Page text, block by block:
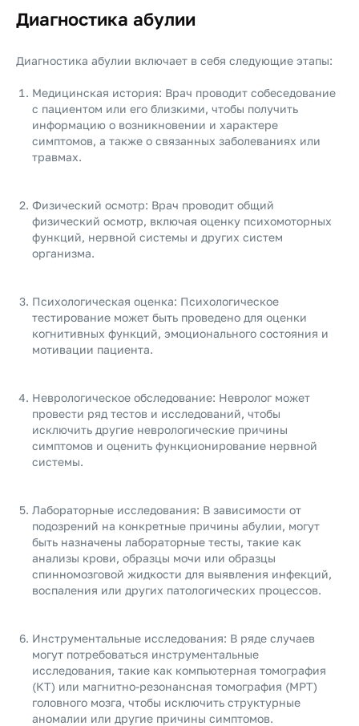
Диагностика абулии
Диагностика абулии включает в себя следующие этапы:
Медицинская история: Врач проводит собеседование
с пациентом или его близкими, чтобы получить
информацию о возникновении и характере
симптомов, а также о связанных заболеваниях или
травмах.
Физический осмотр: Врач проводит общий
физический осмотр, включая оценку психомоторных
функций, нервной системы и других систем
организма.
Психологическая оценка: Психологическое
тестирование может быть проведено для оценки
когнитивных функций, эмоционального состояния и
мотивации пациента.
Неврологическое обследование: Невролог может
провести ряд тестов и исследований, чтобы
исключить другие неврологические причины
симптомов и оценить функционирование нервной
системы.
Лабораторные исследования: В зависимости от
подозрений на конкретные причины абулии, могут
быть назначены лабораторные тесты, такие как
анализы крови, образцы мочи или образцы
спинномозговой жидкости для выявления инфекций,
воспаления или других патологических процессов.
Инструментальные исследования: В ряде случаев
могут потребоваться инструментальные
исследования, такие как компьютерная томография
(КТ) или магнитно-резонансная томография (МРТ)
головного мозга, чтобы исключить структурные
аномалии или другие причины симптомов.